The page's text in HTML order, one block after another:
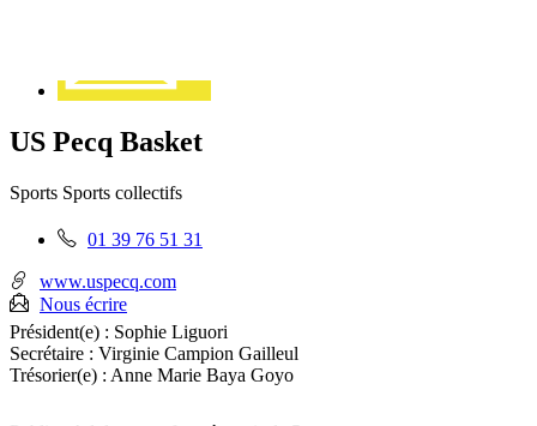
US Pecq Basket
Sports Sports collectifs
Téléphone
:
01 39 76 51 31
www.uspecq.com
Nous écrire
Président(e) : Sophie Liguori
Secrétaire : Virginie Campion Gailleul
Trésorier(e) : Anne Marie Baya Goyo